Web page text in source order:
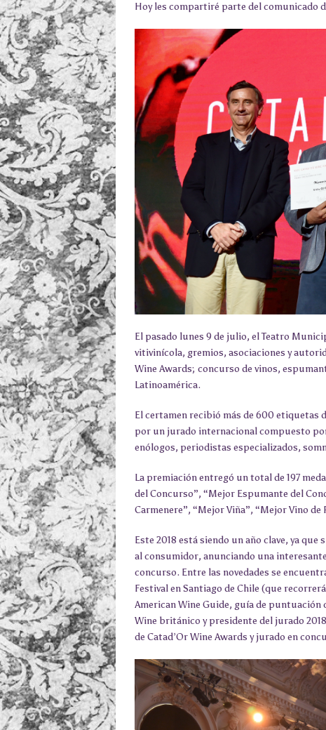
Hoy les compartiré parte del comunicado
El pasado lunes 9 de julio, el Teatro
vitivinícola, gremios, asociaciones y
Wine Awards; concurso de vinos,
Latinoamérica.
El certamen recibió más de 600 etiquetas
por un jurado internacional compuesto
enólogos, periodistas especializados,
La premiación entregó un total de 197
del Concurso”, “Mejor Espumante del
Carmenere”, “Mejor Viña”, “Mejor Vino
Este 2018 está siendo un año clave, ya
al consumidor, anunciando una
concurso. Entre las novedades se
Festival en Santiago de Chile (que
American Wine Guide, guía de
Wine británico y presidente del jurado
de Catad’Or Wine Awards y jurado en